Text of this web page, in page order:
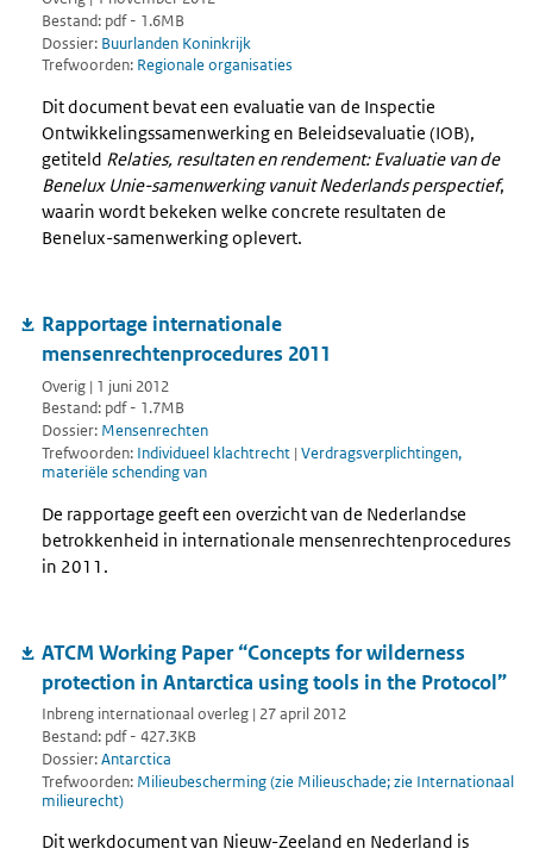
Bestand: pdf - 1.6MB
Dossier: Buurlanden Koninkrijk
Trefwoorden: Regionale organisaties
Dit document bevat een evaluatie van de Inspectie
Ontwikkelingssamenwerking en Beleidsevaluatie (IOB),
getiteld Relaties, resultaten en rendement: Evaluatie van de
Benelux Unie-samenwerking vanuit Nederlands perspectief,
waarin wordt bekeken welke concrete resultaten de
Benelux-samenwerking oplevert.
Rapportage internationale
mensenrechtenprocedures 2011
Overig | 1 juni 2012
Bestand: pdf - 1.7MB
Dossier: Mensenrechten
Trefwoorden: Individueel klachtrecht | Verdragsverplichtingen,
materiële schending van
De rapportage geeft een overzicht van de Nederlandse
betrokkenheid in internationale mensenrechtenprocedures
in 2011.
ATCM Working Paper “Concepts for wilderness
protection in Antarctica using tools in the Protocol”
Inbreng internationaal overleg | 27 april 2012
Bestand: pdf - 427.3KB
Dossier:Antarctica
Trefwoorden: Milieubescherming (zie Milieuschade; zie Internationaal
milieurecht)
Dit werkdocument van Nieuw-Zeeland en Nederland is